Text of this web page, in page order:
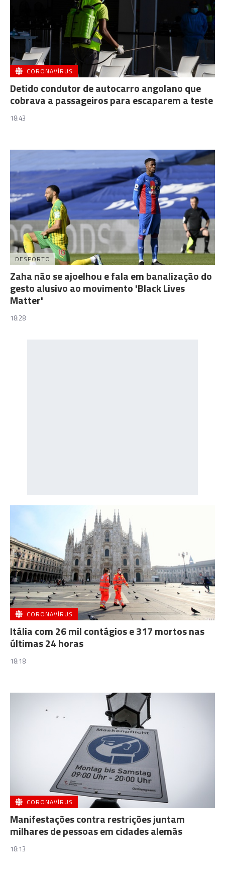
CORONAVÍRUS
Detido condutor de autocarro angolano que
cobrava a passageiros para escaparem a teste
18:43
DESPORTO
Zaha não se ajoelhou e fala em banalização do
gesto alusivo ao movimento 'Black Lives
Matter'
18:28
CORONAVÍRUS
Itália com 26 mil contágios e 317 mortos nas
últimas 24 horas
18:18
CORONAVÍRUS
Manifestações contra restrições juntam
milhares de pessoas em cidades alemãs
18:13